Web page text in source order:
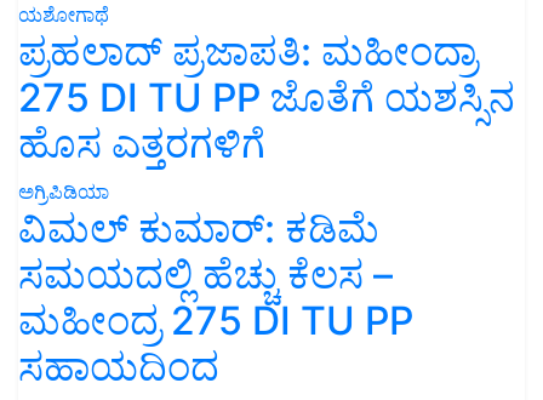
ಯಶೋಗಾಥೆ
ಪ್ರಹಲಾದ್ ಪ್ರಜಾಪತಿ: ಮಹೀಂದ್ರಾ
275 DI TU PP ಜೊತೆಗೆ ಯಶಸ್ಸಿನ
ಹೊಸ ಎತ್ತರಗಳಿಗೆ
ಅಗ್ರಿಪಿಡಿಯಾ
ವಿಮಲ್ ಕುಮಾರ್: ಕಡಿಮೆ
ಸಮಯದಲ್ಲಿ ಹೆಚ್ಚು ಕೆಲಸ –
ಮಹೀಂದ್ರ 275 DI TU PP
ಸಹಾಯದಿಂದ